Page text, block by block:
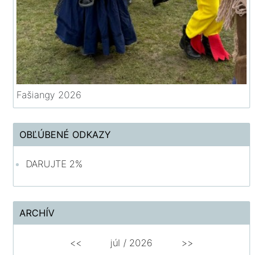
Fašiangy 2026
OBĽÚBENÉ ODKAZY
DARUJTE 2%
ARCHÍV
<< júl / 2026 >>